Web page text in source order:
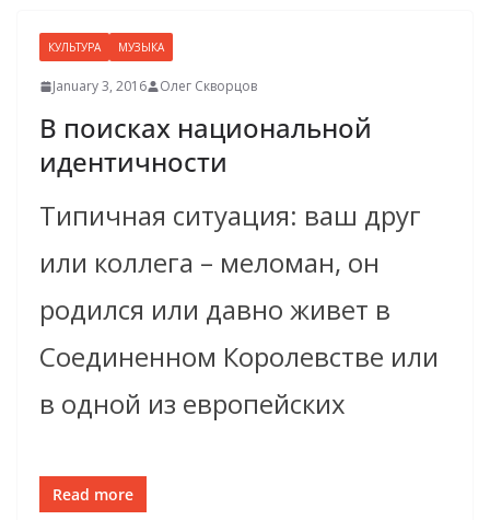
КУЛЬТУРА МУЗЫКА
January 3, 2016 Олег Скворцов
В поисках национальной
идентичности
Типичная ситуация: ваш друг
или коллега – меломан, он
родился или давно живет в
Соединенном Королевстве или
в одной из европейских
Read more